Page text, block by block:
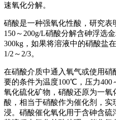
速氧化分解。
硝酸是一种强氧化性酸，研究表
150～200g/L硝酸分解含砷浮选
300kg，如果将溶液中的硝酸盐
1/2～2/3。
在硝酸介质中通入氧气或使用
要的条件为温度100℃，压力400
氧化硫化矿物，硝酸还原为一氧
酸，相当于硝酸作为催化剂，实
浸。硝酸催化氧化用于含砷含